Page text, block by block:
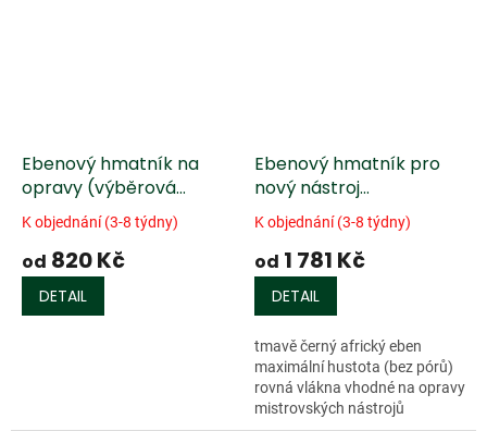
Ebenový hmatník na
opravy (výběrová
kvalita) - africký eben
K objednání (3-8 týdny)
od 820 Kč
DETAIL
Ebenový hmatník pro
nový nástroj
(mistrovská kvalita) -
africký eben
K objednání (3-8 týdny)
od 1 781 Kč
DETAIL
tmavě černý africký eben
maximální hustota (bez pórů)
rovná vlákna vhodné na opravy
mistrovských nástrojů